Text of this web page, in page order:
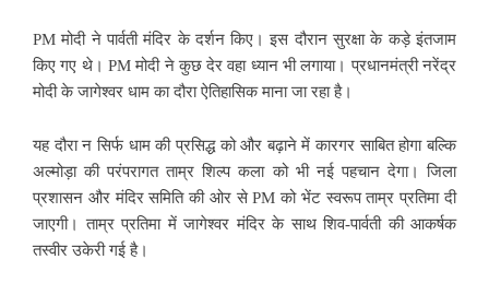
PM मोदी ने पार्वती मंदिर के दर्शन किए। इस दौरान सुरक्षा के कड़े इंतजाम
किए गए थे। PM मोदी ने कुछ देर वहा ध्यान भी लगाया। प्रधानमंत्री नरेंद्र
मोदी के जागेश्वर धाम का दौरा ऐतिहासिक माना जा रहा है।
यह दौरा न सिर्फ धाम की प्रसिद्ध को और बढ़ाने में कारगर साबित होगा बल्कि
अल्मोड़ा की परंपरागत ताम्र शिल्प कला को भी नई पहचान देगा। जिला
प्रशासन और मंदिर समिति की ओर से PM को भेंट स्वरूप ताम्र प्रतिमा दी
जाएगी। ताम्र प्रतिमा में जागेश्वर मंदिर के साथ शिव-पार्वती की आकर्षक
तस्वीर उकेरी गई है।